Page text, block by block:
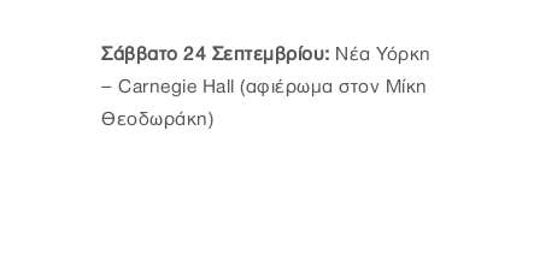
Σάββατο 24 Σεπτεμβρίου: Νέα Υόρκη
– Carnegie Hall (αφιέρωμα στον Μίκη
Θεοδωράκη)